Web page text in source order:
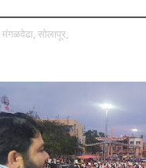
मंगळवेढा, सोलापूर,